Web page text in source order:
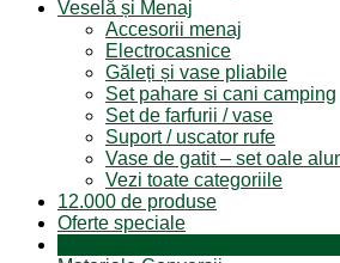
Veselă și Menaj
Accesorii menaj
Electrocasnice
Găleți și vase pliabile
Set pahare si cani camping
Set de farfurii / vase
Suport / uscator rufe
Vase de gatit – set oale
Vezi toate categoriile
12.000 de produse
Oferte speciale